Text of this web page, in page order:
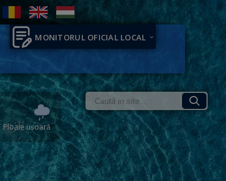
MONITORUL OFICIAL LOCAL
Ploaie ușoară